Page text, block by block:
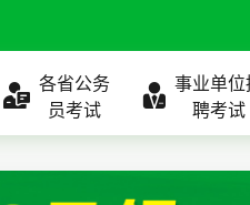
各省公务
员考试
事业单位
聘考试